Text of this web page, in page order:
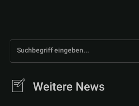
Suchbegriff eingeben...
Weitere News